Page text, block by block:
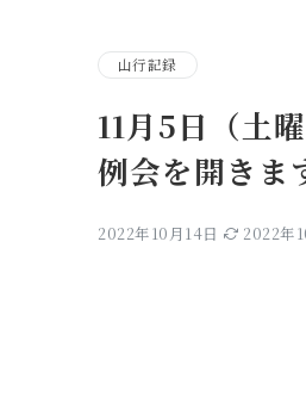
山行記録
11月5日（土
例会を開きま
2022年10月14日 2022年